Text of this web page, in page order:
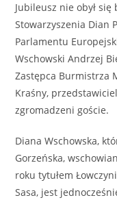
Jubileusz nie obył się
Stowarzyszenia Dian
Parlamentu
Wschowski Andrzej
Zastępca Burmistrza
Kraśny,
zgromadzeni goście.
Diana Wschowska,
Gorzeńska,
roku tytułem
Sasa, jest